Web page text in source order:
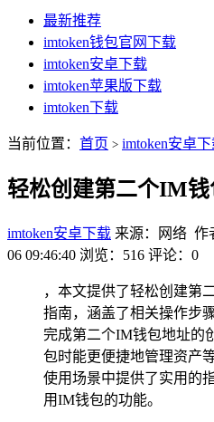
最新推荐
imtoken钱包官网下载
imtoken安卓下载
imtoken苹果版下载
imtoken下载
当前位置： 首页 > imtoken安卓
轻松创建第二个IM
imtoken安卓下载 来源：网络 作
06 09:46:40 浏览：516 评论：0
，本文提供了轻松创建第
指南，涵盖了相关操作步
完成第二个IM钱包地址的
包时能更便捷地管理资产
使用场景中提供了实用的
用IM钱包的功能。